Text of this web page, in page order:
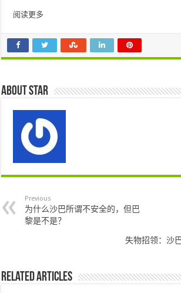
阅读更多
About star
Previous
为什么沙巴所谓不安全的，但巴
黎是不是？
失物招领：沙
Related Articles